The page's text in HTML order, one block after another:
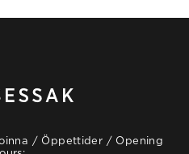
/ Öppettider / Opening